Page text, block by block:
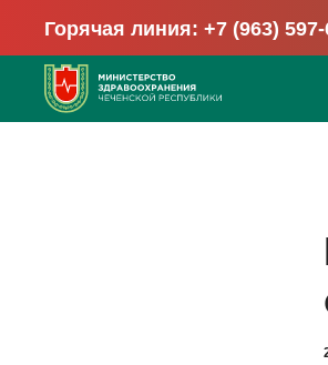
Горячая линия: +7 (963) 597-